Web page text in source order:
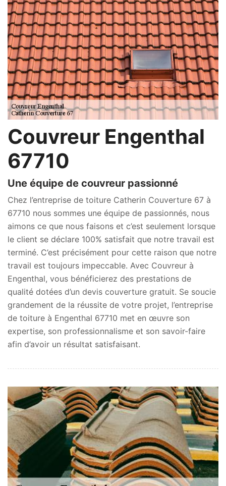
Couvreur Engenthal
67710
Une équipe de couvreur passionné
Chez l’entreprise de toiture Catherin Couverture 67 à
67710 nous sommes une équipe de passionnés, nous
aimons ce que nous faisons et c’est seulement lorsque
le client se déclare 100% satisfait que notre travail est
terminé. C’est précisément pour cette raison que notre
travail est toujours impeccable. Avec Couvreur à
Engenthal, vous bénéficierez des prestations de
qualité dotées d’un devis couverture gratuit. Se soucie
grandement de la réussite de votre projet, l’entreprise
de toiture à Engenthal 67710 met en œuvre son
expertise, son professionnalisme et son savoir-faire
afin d’avoir un résultat satisfaisant.